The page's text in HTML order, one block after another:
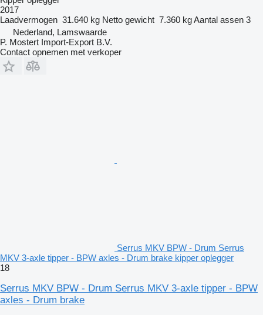
2017
Laadvermogen 31.640 kg Netto gewicht 7.360 kgAantal assen 3
Nederland, Lamswaarde
P. Mostert Import-Export B.V.
Contact opnemen met verkoper
Serrus MKV BPW - Drum Serrus
MKV 3-axle tipper - BPW axles - Drum brake kipper oplegger
18
Serrus MKV BPW - Drum Serrus MKV 3-axle tipper - BPW
axles - Drum brake